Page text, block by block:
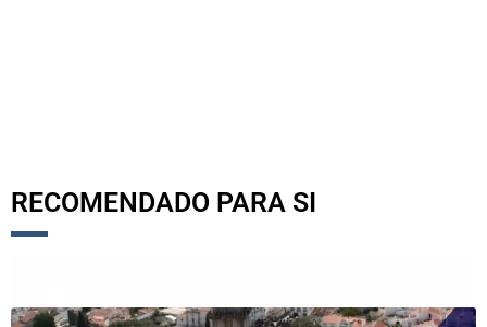
RECOMENDADO PARA SI